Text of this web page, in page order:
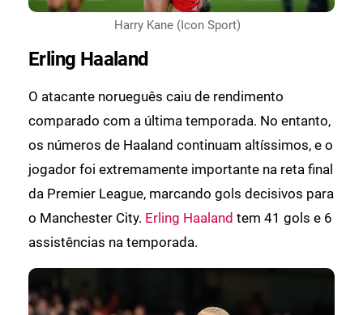
Harry Kane (Icon Sport)
Erling Haaland
O atacante norueguês caiu de rendimento
comparado com a última temporada. No entanto,
os números de Haaland continuam altíssimos, e o
jogador foi extremamente importante na reta final
da Premier League, marcando gols decisivos para
o Manchester City. Erling Haaland tem 41 gols e 6
assistências na temporada.